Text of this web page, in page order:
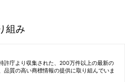
組み
許庁より収集された、200万件以上の最新の
品質の高い商標情報の提供に取り組んでいま